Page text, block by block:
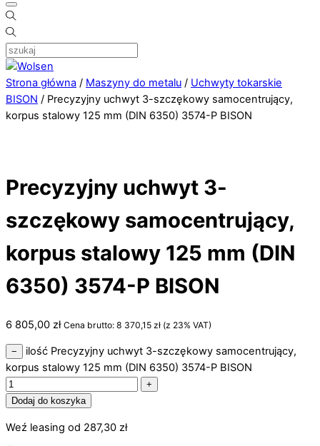
Strona główna / Maszyny do metalu / Uchwyty tokarskie
BISON / Precyzyjny uchwyt 3-szczękowy samocentrujący,
korpus stalowy 125 mm (DIN 6350) 3574-P BISON
Precyzyjny uchwyt 3-
szczękowy samocentrujący,
korpus stalowy 125 mm (DIN
6350) 3574-P BISON
6 805,00 zł Cena brutto: 8 370,15 zł (z 23% VAT)
−
ilość Precyzyjny uchwyt 3-szczękowy samocentrujący,
korpus stalowy 125 mm (DIN 6350) 3574-P BISON
+
Dodaj do koszyka
Weź leasing od 287,30 zł